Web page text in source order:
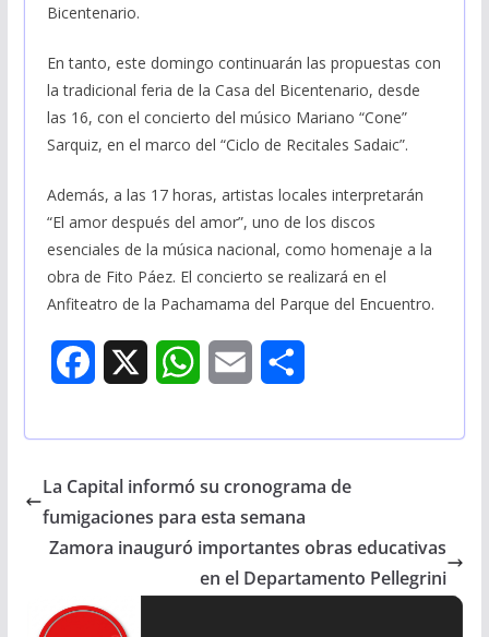
Bicentenario.
En tanto, este domingo continuarán las propuestas con
la tradicional feria de la Casa del Bicentenario, desde
las 16, con el concierto del músico Mariano “Cone”
Sarquiz, en el marco del “Ciclo de Recitales Sadaic”.
Además, a las 17 horas, artistas locales interpretarán
“El amor después del amor”, uno de los discos
esenciales de la música nacional, como homenaje a la
obra de Fito Páez. El concierto se realizará en el
Anfiteatro de la Pachamama del Parque del Encuentro.
e
o
W
t
s
A
i
l
r
La Capital informó su cronograma de
fumigaciones para esta semana
Zamora inauguró importantes obras educativas
en el Departamento Pellegrini